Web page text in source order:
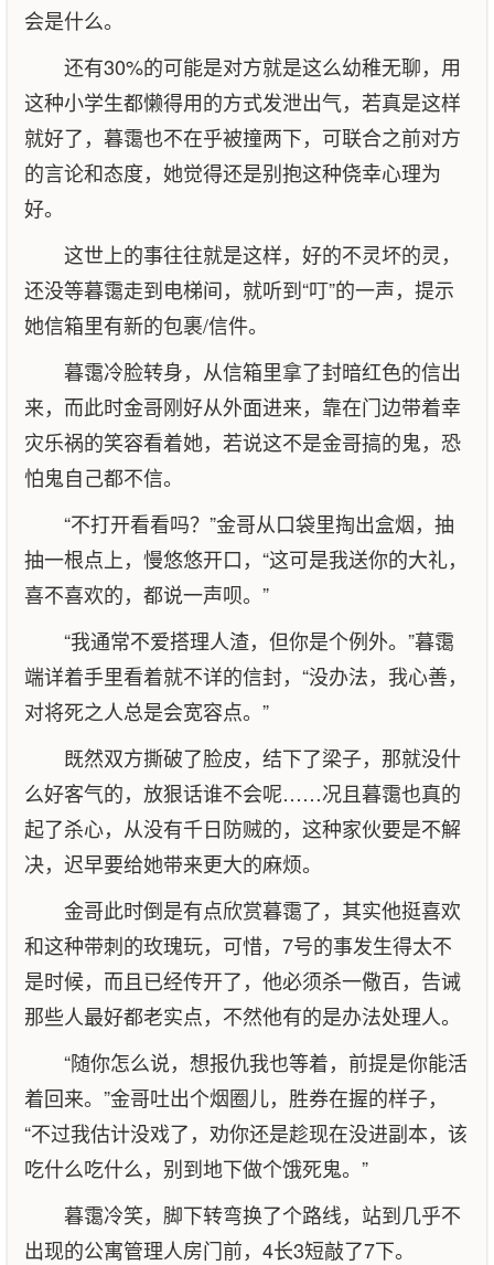
会是什么。
还有30%的可能是对方就是这么幼稚无聊，用
这种小学生都懒得用的方式发泄出气，若真是这样
就好了，暮霭也不在乎被撞两下，可联合之前对方
的言论和态度，她觉得还是别抱这种侥幸心理为
好。
这世上的事往往就是这样，好的不灵坏的灵，
还没等暮霭走到电梯间，就听到“叮”的一声，提示
她信箱里有新的包裹/信件。
暮霭冷脸转身，从信箱里拿了封暗红色的信出
来，而此时金哥刚好从外面进来，靠在门边带着幸
灾乐祸的笑容看着她，若说这不是金哥搞的鬼，恐
怕鬼自己都不信。
“不打开看看吗？”金哥从口袋里掏出盒烟，抽
抽一根点上，慢悠悠开口，“这可是我送你的大礼，
喜不喜欢的，都说一声呗。”
“我通常不爱搭理人渣，但你是个例外。”暮霭
端详着手里看着就不详的信封，“没办法，我心善，
对将死之人总是会宽容点。”
既然双方撕破了脸皮，结下了梁子，那就没什
么好客气的，放狠话谁不会呢……况且暮霭也真的
起了杀心，从没有千日防贼的，这种家伙要是不解
决，迟早要给她带来更大的麻烦。
金哥此时倒是有点欣赏暮霭了，其实他挺喜欢
和这种带刺的玫瑰玩，可惜，7号的事发生得太不
是时候，而且已经传开了，他必须杀一儆百，告诫
那些人最好都老实点，不然他有的是办法处理人。
“随你怎么说，想报仇我也等着，前提是你能活
着回来。”金哥吐出个烟圈儿，胜券在握的样子，
“不过我估计没戏了，劝你还是趁现在没进副本，该
吃什么吃什么，别到地下做个饿死鬼。”
暮霭冷笑，脚下转弯换了个路线，站到几乎不
出现的公寓管理人房门前，4长3短敲了7下。